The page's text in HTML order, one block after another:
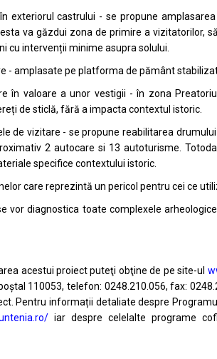
exteriorul castrului - se propune
va găzdui zona de primire a vizitatorilor,
cu intervenții minime asupra solului.
- amplasate pe platforma de pământ
în valoare a unor vestigii - în zona
de sticlă, fără a impacta contextul istoric.
de vizitare - se propune reabilitarea
2 autocare si 13 autoturisme.
specifice contextului istoric.
care reprezintă un pericol pentru cei ce
vor diagnostica toate complexele arheologice
acestui proiect puteţi obţine de pe site-ul
110053, telefon: 0248.210.056, fax:
Pentru informații detaliate despre
iar despre celelalte programe